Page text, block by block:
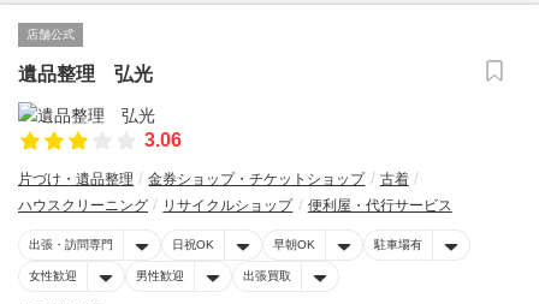
店舗公式
遺品整理 弘光
3.06
片づけ・遺品整理 金券ショップ・チケットショップ
古着
ハウスクリーニング
リサイクルショップ 便利屋・代行サービス
出張・訪問専門 日祝OK 早朝OK 駐車場有
女性歓迎 男性歓迎 出張買取